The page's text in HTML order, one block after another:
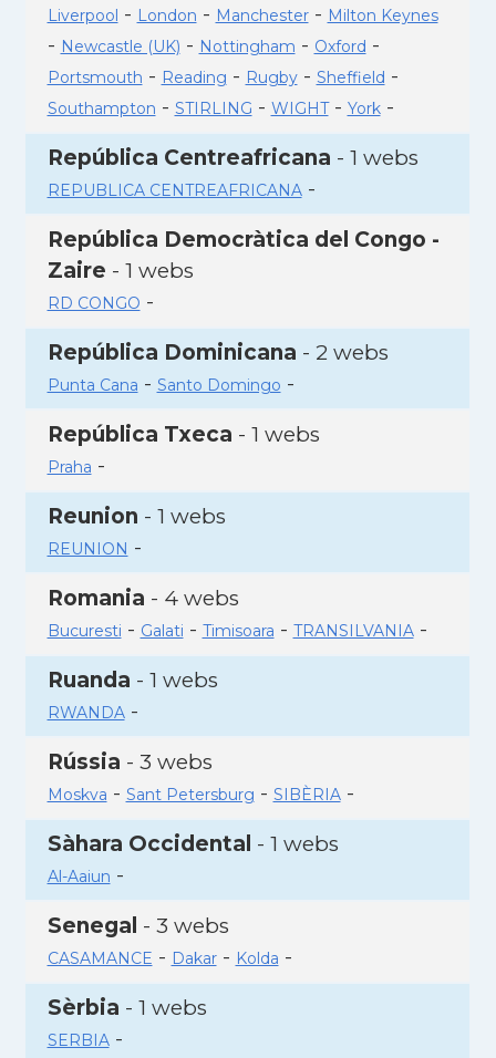
Liverpool - London - Manchester- Milton Keynes
- Newcastle (UK) - Nottingham - Oxford -
Portsmouth - Reading - Rugby- Sheffield -
Southampton - STIRLING - WIGHT- York-
República Centreafricana - 1 webs
REPUBLICA CENTREAFRICANA-
República Democràtica del Congo -
Zaire - 1 webs
RD CONGO -
República Dominicana - 2 webs
Punta Cana - Santo Domingo -
República Txeca - 1 webs
Praha -
Reunion - 1 webs
REUNION -
Romania - 4 webs
Bucuresti - Galati - Timisoara - TRANSILVANIA-
Ruanda - 1 webs
RWANDA-
Rússia - 3 webs
Moskva - Sant Petersburg - SIBÈRIA-
Sàhara Occidental - 1 webs
Al-Aaiun -
Senegal - 3 webs
CASAMANCE - Dakar- Kolda -
Sèrbia - 1 webs
SERBIA-